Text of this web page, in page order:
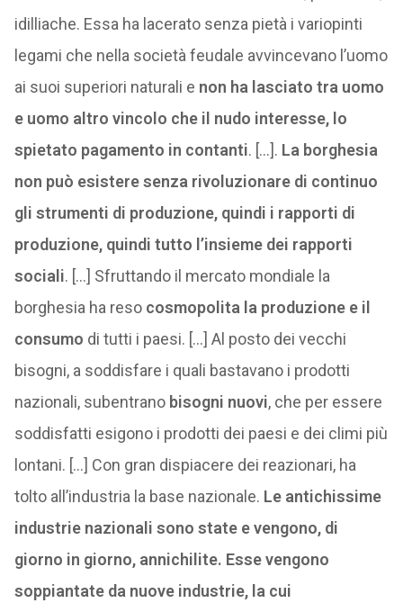
idilliache. Essa ha lacerato senza pietà i variopinti
legami che nella società feudale avvincevano l’uomo
ai suoi superiori naturali e non ha lasciato tra uomo
e uomo altro vincolo che il nudo interesse, lo
spietato pagamento in contanti. […]. La borghesia
non può esistere senza rivoluzionare di continuo
gli strumenti di produzione, quindi i rapporti di
produzione, quindi tutto l’insieme dei rapporti
sociali. […] Sfruttando il mercato mondiale la
borghesia ha reso cosmopolita la produzione e il
consumo di tutti i paesi. […] Al posto dei vecchi
bisogni, a soddisfare i quali bastavano i prodotti
nazionali, subentrano bisogni nuovi, che per essere
soddisfatti esigono i prodotti dei paesi e dei climi più
lontani. […] Con gran dispiacere dei reazionari, ha
tolto all’industria la base nazionale. Le antichissime
industrie nazionali sono state e vengono, di
giorno in giorno, annichilite. Esse vengono
soppiantate da nuove industrie, la cui